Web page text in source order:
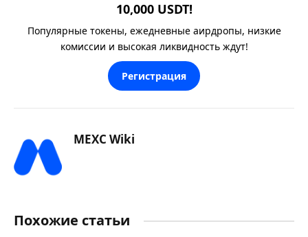
10,000 USDT!
Популярные токены, ежедневные аирдропы, низкие
комиссии и высокая ликвидность ждут!
Регистрация
MEXC Wiki
Похожие статьи